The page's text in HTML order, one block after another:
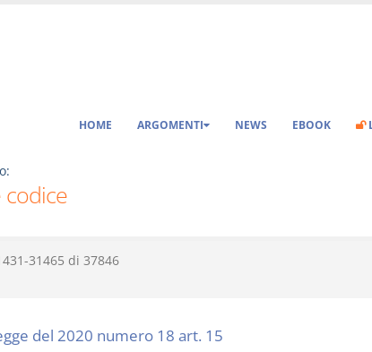
HOME ARGOMENTI NEWS EBOOK
codice
31465 di 37846
del 2020 numero 18 art. 15